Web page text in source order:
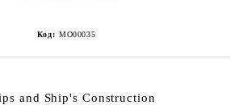
Код: MO00035
and Ship's Construction